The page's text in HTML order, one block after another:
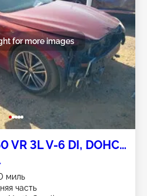
for more images
VR 3L V-6 DI, DOHC,
миль
часть